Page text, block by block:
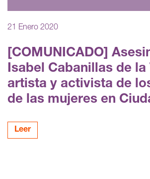
21 Enero 2020
[COMUNICADO]
Isabel Cabanillas de la
artista y activista de
de las mujeres en
Leer